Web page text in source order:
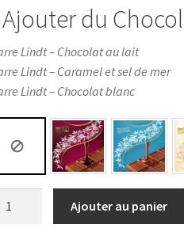
Ajouter du
Lindt – Chocolat au lait
Lindt – Caramel et sel de mer
Lindt – Chocolat blanc
Ajouter au panier